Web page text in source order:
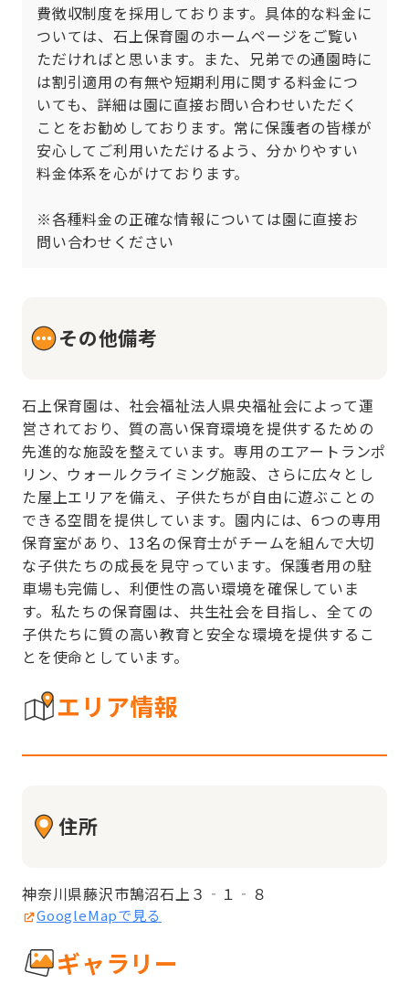
費徴収制度を採用しております。具体的な料金に
ついては、石上保育園のホームページをご覧い
ただければと思います。また、兄弟での通園時に
は割引適用の有無や短期利用に関する料金につ
いても、詳細は園に直接お問い合わせいただく
ことをお勧めしております。常に保護者の皆様が
安心してご利用いただけるよう、分かりやすい
料金体系を心がけております。
※各種料金の正確な情報については園に直接お
問い合わせください
その他備考
石上保育園は、社会福祉法人県央福祉会によって運
営されており、質の高い保育環境を提供するための
先進的な施設を整えています。専用のエアートランポ
リン、ウォールクライミング施設、さらに広々とし
た屋上エリアを備え、子供たちが自由に遊ぶことの
できる空間を提供しています。園内には、6つの専用
保育室があり、13名の保育士がチームを組んで大切
な子供たちの成長を見守っています。保護者用の駐
車場も完備し、利便性の高い環境を確保していま
す。私たちの保育園は、共生社会を目指し、全ての
子供たちに質の高い教育と安全な環境を提供するこ
とを使命としています。
エリア情報
住所
神奈川県藤沢市鵠沼石上３‐１‐８
GoogleMapで見る
ギャラリー